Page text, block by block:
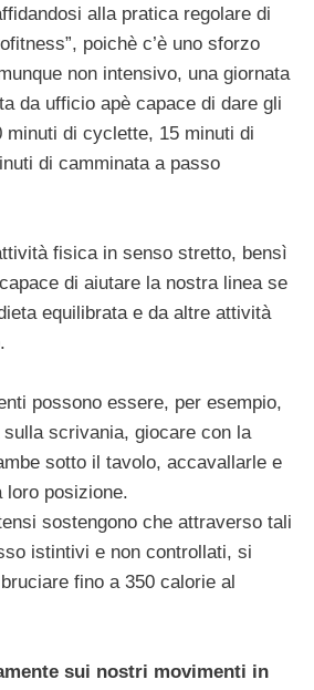
alla pratica regolare di
poichè c’è uno sforzo
non intensivo, una giornata
da ufficio apè capace di dare gli
di cyclette, 15 minuti di
di camminata a passo
fisica in senso stretto, bensì
di aiutare la nostra linea se
equilibrata e da altre attività
possono essere, per esempio,
scrivania, giocare con la
sotto il tavolo, accavallarle e
loro posizione.
sostengono che attraverso tali
istintivi e non controllati, si
fino a 350 calorie al
sui nostri movimenti in